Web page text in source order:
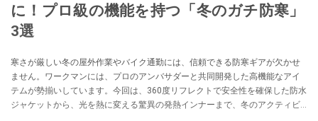
に！プロ級の機能を持つ「冬のガチ防寒」
3選
寒さが厳しい冬の屋外作業やバイク通勤には、信頼できる防寒ギアが欠かせ
ません。ワークマンには、プロのアンバサダーと共同開発した高機能なアイ
テムが勢揃いしています。今回は、360度リフレクトで安全性を確保した防水
ジャケットから、光を熱に変える驚異の発熱インナーまで、冬のアクティビ